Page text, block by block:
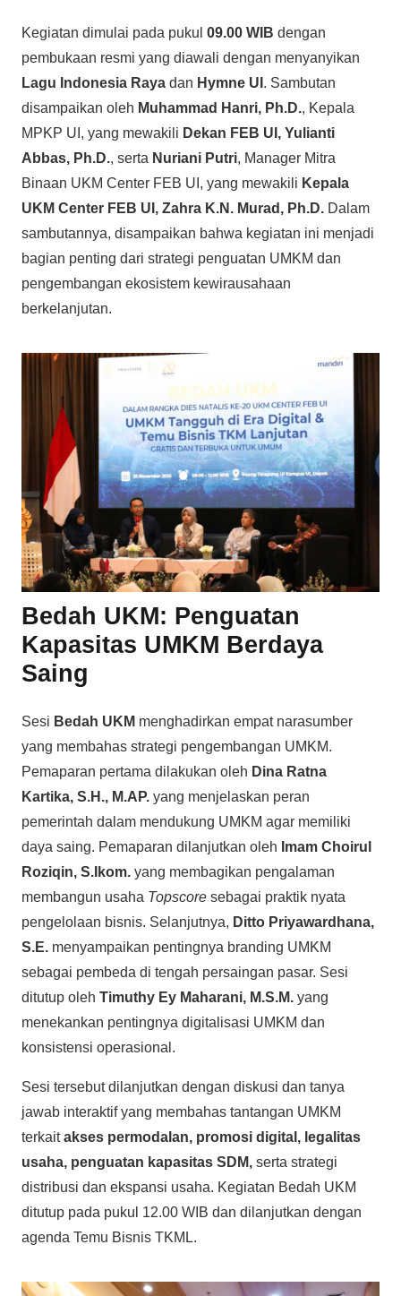
Kegiatan dimulai pada pukul 09.00 WIB dengan
pembukaan resmi yang diawali dengan menyanyikan
Lagu Indonesia Raya dan Hymne UI . Sambutan
disampaikan oleh Muhammad Hanri, Ph.D., Kepala
MPKP UI, yang mewakili Dekan FEB UI, Yulianti
Abbas, Ph.D., serta Nuriani Putri, Manager Mitra
Binaan UKM Center FEB UI, yang mewakili Kepala
UKM Center FEB UI, Zahra K.N. Murad, Ph.D. Dalam
sambutannya, disampaikan bahwa kegiatan ini menjadi
bagian penting dari strategi penguatan UMKM dan
pengembangan ekosistem kewirausahaan
berkelanjutan.
Bedah UKM: Penguatan
Kapasitas UMKM Berdaya
Saing
Sesi Bedah UKM menghadirkan empat narasumber
yang membahas strategi pengembangan UMKM.
Pemaparan pertama dilakukan oleh Dina Ratna
Kartika, S.H., M.AP. yang menjelaskan peran
pemerintah dalam mendukung UMKM agar memiliki
daya saing. Pemaparan dilanjutkan oleh Imam Choirul
Roziqin, S.Ikom. yang membagikan pengalaman
membangun usaha Topscore sebagai praktik nyata
pengelolaan bisnis. Selanjutnya, Ditto Priyawardhana,
S.E. menyampaikan pentingnya branding UMKM
sebagai pembeda di tengah persaingan pasar. Sesi
ditutup oleh Timuthy Ey Maharani, M.S.M. yang
menekankan pentingnya digitalisasi UMKM dan
konsistensi operasional.
Sesi tersebut dilanjutkan dengan diskusi dan tanya
jawab interaktif yang membahas tantangan UMKM
terkaitakses permodalan, promosi digital, legalitas
usaha, penguatan kapasitas SDM, serta strategi
distribusi dan ekspansi usaha. Kegiatan Bedah UKM
ditutup pada pukul 12.00 WIB dan dilanjutkan dengan
agenda Temu Bisnis TKML.